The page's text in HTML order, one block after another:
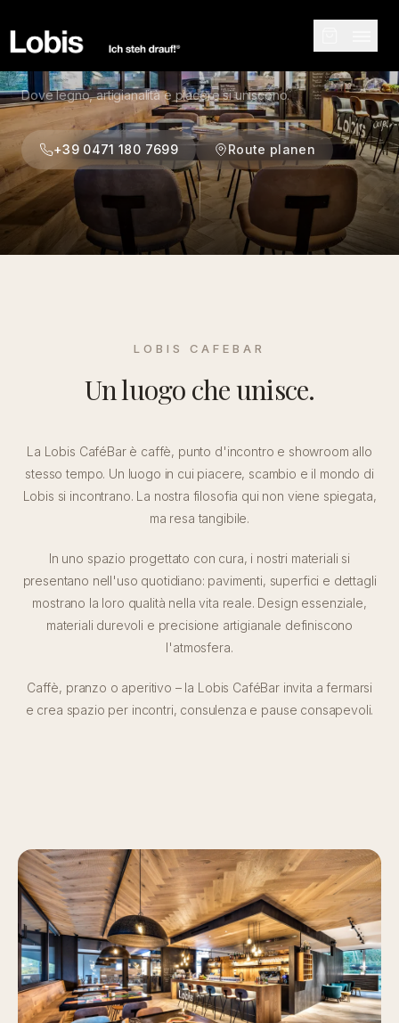
Dove legno, artigianalità e piacere si uniscono.
+39 0471 180 7699 Route planen
LOBIS CAFEBAR
Un luogo che unisce.
La Lobis CaféBar è caffè, punto d'incontro e showroom allo
stesso tempo. Un luogo in cui piacere, scambio e il mondo di
Lobis si incontrano. La nostra filosofia qui non viene spiegata,
ma resa tangibile.
In uno spazio progettato con cura, i nostri materiali si
presentano nell'uso quotidiano: pavimenti, superfici e dettagli
mostrano la loro qualità nella vita reale. Design essenziale,
materiali durevoli e precisione artigianale definiscono
l'atmosfera.
Caffè, pranzo o aperitivo – la Lobis CaféBar invita a fermarsi
e crea spazio per incontri, consulenza e pause consapevoli.